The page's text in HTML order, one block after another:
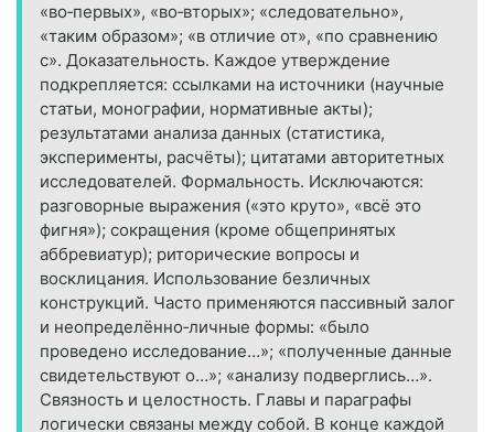
«во‑первых», «во‑вторых»; «следовательно»,
«таким образом»; «в отличие от», «по сравнению
с». Доказательность. Каждое утверждение
подкрепляется: ссылками на источники (научные
статьи, монографии, нормативные акты);
результатами анализа данных (статистика,
эксперименты, расчёты); цитатами авторитетных
исследователей. Формальность. Исключаются:
разговорные выражения («это круто», «всё это
фигня»); сокращения (кроме общепринятых
аббревиатур); риторические вопросы и
восклицания. Использование безличных
конструкций. Часто применяются пассивный залог
и неопределённо‑личные формы: «было
проведено исследование…»; «полученные данные
свидетельствуют о…»; «анализу подверглись…».
Связность и целостность. Главы и параграфы
логически связаны между собой. В конце каждой